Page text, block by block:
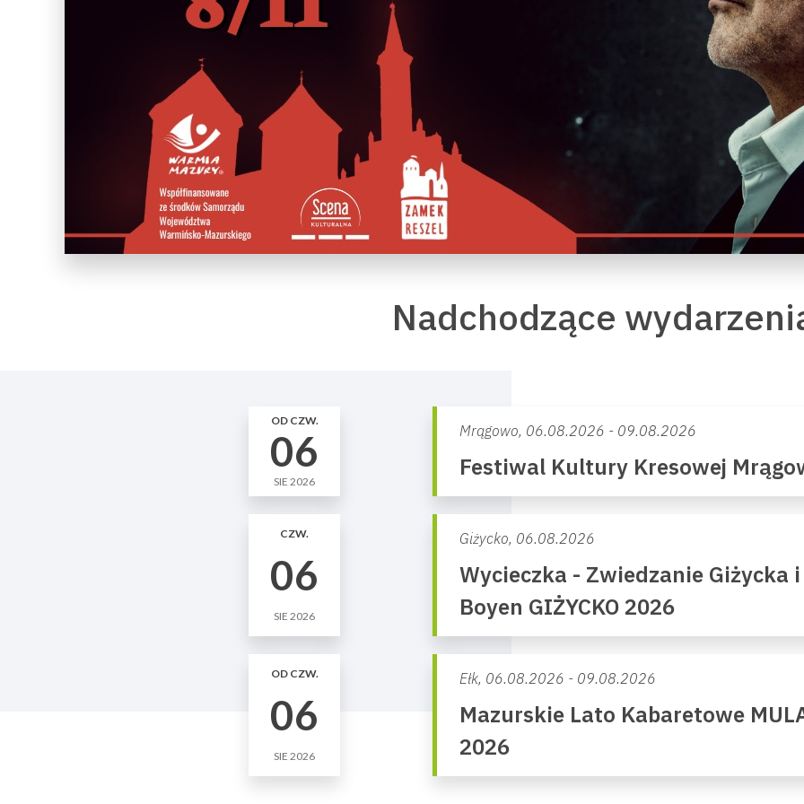
Nadchodzące
OD CZW.
06
SIE 2026
Mrągowo, 06.08.2026 - 09.08.2026
Festiwal Kultury Kresowej
CZW.
06
SIE 2026
Giżycko, 06.08.2026
Wycieczka - Zwiedzanie Giżycka
Boyen GIŻYCKO 2026
OD CZW.
06
SIE 2026
Ełk, 06.08.2026 - 09.08.2026
Mazurskie Lato Kabaretowe
2026